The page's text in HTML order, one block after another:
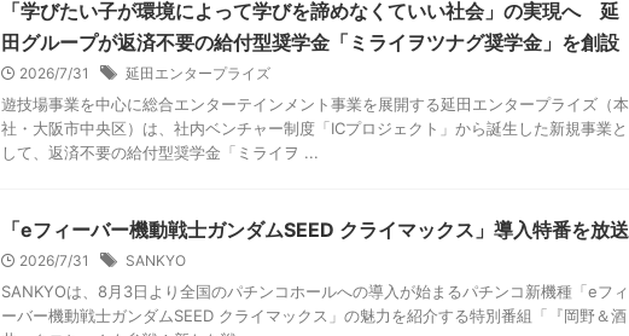
「学びたい子が環境によって学びを諦めなくていい社会」の実現へ 延
田グループが返済不要の給付型奨学金「ミライヲツナグ奨学金」を創設
2026/7/31 延田エンタープライズ
遊技場事業を中心に総合エンターテインメント事業を展開する延田エンタープライズ（本
社・大阪市中央区）は、社内ベンチャー制度「ICプロジェクト」から誕生した新規事業と
して、返済不要の給付型奨学金「ミライヲ ...
「eフィーバー機動戦士ガンダムSEED クライマックス」導入特番を放送
2026/7/31 SANKYO
SANKYOは、8月3日より全国のパチンコホールへの導入が始まるパチンコ新機種「eフィ
ーバー機動戦士ガンダムSEED クライマックス」の魅力を紹介する特別番組「『岡野＆酒